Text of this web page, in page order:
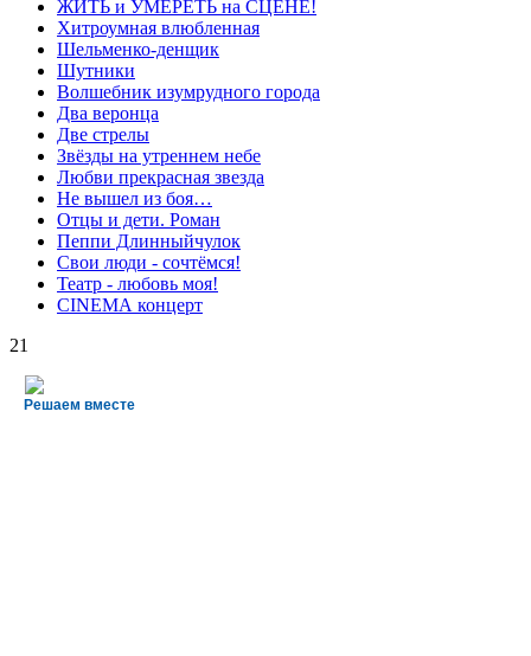
ЖИТЬ и УМЕРЕТЬ на СЦЕНЕ!
Хитроумная влюбленная
Шельменко-денщик
Шутники
Волшебник изумрудного города
Два веронца
Две стрелы
Звёзды на утреннем небе
Любви прекрасная звезда
Не вышел из боя…
Отцы и дети. Роман
Пеппи Длинныйчулок
Свои люди - сочтёмся!
Театр - любовь моя!
СINЕМА концерт
21
Решаем вместе